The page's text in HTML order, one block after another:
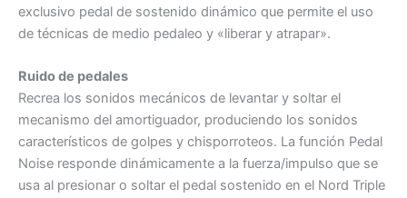
exclusivo pedal de sostenido dinámico que permite el uso
de técnicas de medio pedaleo y «liberar y atrapar».
Ruido de pedales
Recrea los sonidos mecánicos de levantar y soltar el
mecanismo del amortiguador, produciendo los sonidos
característicos de golpes y chisporroteos. La función Pedal
Noise responde dinámicamente a la fuerza/impulso que se
usa al presionar o soltar el pedal sostenido en el Nord Triple